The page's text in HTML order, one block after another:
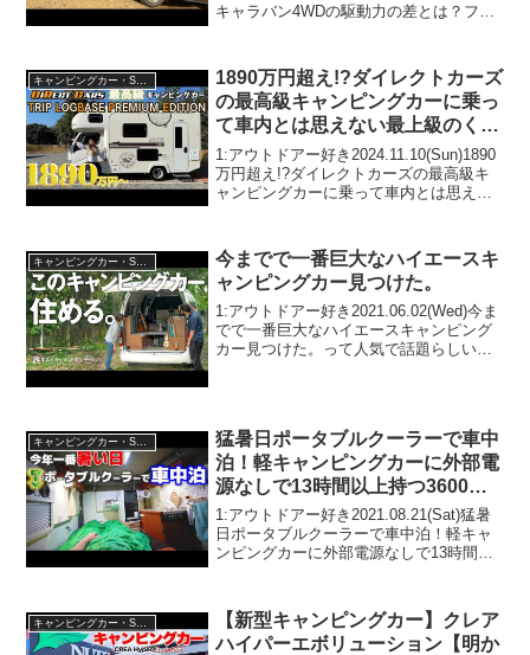
キャラバン4WDの駆動力の差とは？フル
いで！！2:アウトドアー好き2...
キャンピングカー・SUV人気車種
1890万円超え!?ダイレクトカーズ
の最高級キャンピングカーに乗っ
て車内とは思えない最上級のくつ
ろぎ空間を体験してみた！
1:アウトドアー好き2024.11.10(Sun)1890
万円超え!?ダイレクトカーズの最高級キ
ャンピングカーに乗って車内とは思えな
いで！！2:アウトドアー好き2024....
今までで一番巨大なハイエースキ
ャンピングカー見つけた。
1:アウトドアー好き2021.06.02(Wed)今ま
でで一番巨大なハイエースキャンピング
カー見つけた。って人気で話題らしい
キャンピングカー・SUV人気車種
猛暑日ポータブルクーラーで車中
泊！軽キャンピングカーに外部電
源なしで13時間以上持つ3600Wh
ポータブルバッテリーを徹底検
証！夜と日中の車内温度、騒音、
車中飯の匂い
1:アウトドアー好き2021.08.21(Sat)猛暑
日ポータブルクーラーで車中泊！軽キャ
ンピングカーに外部電源なしで13時間以
中飯の匂いって人気で話題らしいぞ、...
【新型キャンピングカー】クレア
ハイパーエボリューション【明か